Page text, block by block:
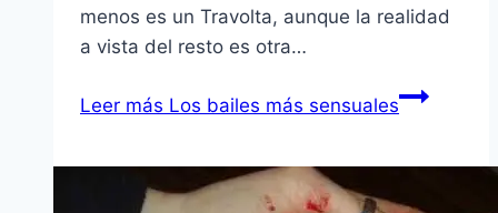
menos es un Travolta, aunque la realidad
a vista del resto es otra…
Leer más Los bailes más sensuales